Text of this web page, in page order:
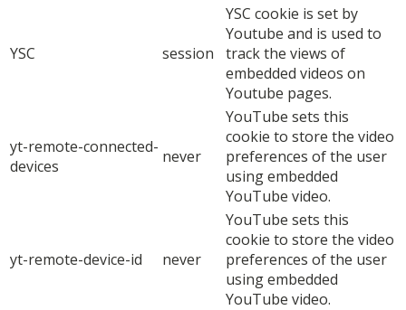
YSC session
YSC cookie is set by
Youtube and is used to
track the views of
embedded videos on
Youtube pages.
yt-remote-connected-
devices
never
YouTube sets this
cookie to store the video
preferences of the user
using embedded
YouTube video.
yt-remote-device-id never
YouTube sets this
cookie to store the video
preferences of the user
using embedded
YouTube video.